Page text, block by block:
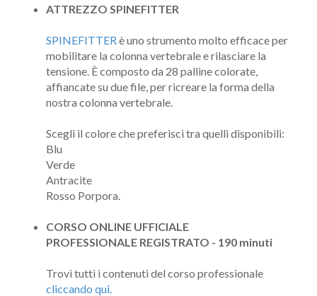
ATTREZZO SPINEFITTER
SPINEFITTERè uno strumento molto efficace per
mobilitare la colonna vertebrale e rilasciare la
tensione. È composto da 28 palline colorate,
affiancate su due file, per ricreare la forma della
nostra colonna vertebrale.
Scegli il colore che preferisci tra quelli disponibili:
Blu
Verde
Antracite
Rosso Porpora.
CORSO ONLINE UFFICIALE
PROFESSIONALE REGISTRATO - 190 minuti
Trovi tutti i contenuti del corso professionale
cliccando qui.